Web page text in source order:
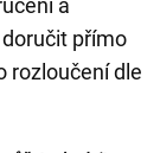
a
přímo
rozloučení dle